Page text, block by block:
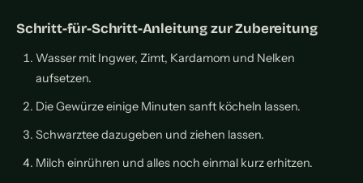
Schritt-für-Schritt-Anleitung zur Zubereitung
Wasser mit Ingwer, Zimt, Kardamom und Nelken
aufsetzen.
Die Gewürze einige Minuten sanft köcheln lassen.
Schwarztee dazugeben und ziehen lassen.
Milch einrühren und alles noch einmal kurz erhitzen.